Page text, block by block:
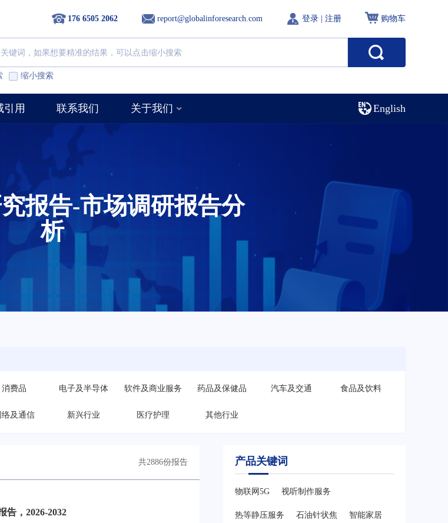
176 6505 2062 report@globalinforesearch.com 登录 注册 购物车
缩小搜索
引用 联系我们 关于我们 English
报告-市场调研报告分
析
消费品 电子及半导体 软件及商业服务 药品及保健品 汽车及交通 食品及饮料
络及通信 新兴行业 医疗护理 其他行业
共2886份报告
告，2026-2032
产品关键词
物联网5G 视听制作服务
热等静压服务 石油针状焦 智能家居